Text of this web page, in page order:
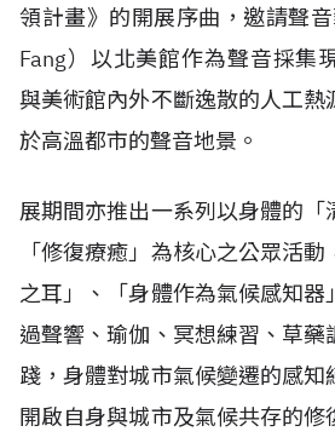
領計畫》的開展序曲，邀請聲
Fang）以北美館作為聲音採集
與美術館內外不斷逸散的人工熱
於高溫都市的聲音地景。
展期間亦推出一系列以身體的「
「修復療癒」為核心之公眾活
之耳」、「身體作為氣候感知
過聲響、瑜伽、冥想練習、草
踐，身體對城市氣候變遷的感
開啟自身與城市及氣候共存的修